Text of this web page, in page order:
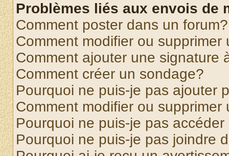
Problèmes liés aux envois de
Comment poster dans un forum?
Comment modifier ou supprimer
Comment ajouter une signature
Comment créer un sondage?
Pourquoi ne puis-je pas ajouter
Comment modifier ou supprimer
Pourquoi ne puis-je pas
Pourquoi ne puis-je pas joindre